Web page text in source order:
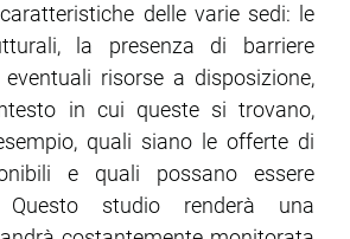
delle varie sedi: le
la presenza di barriere
eventuali risorse a disposizione,
in cui queste si trovano,
quali siano le offerte di
e quali possano essere
Questo studio renderà una